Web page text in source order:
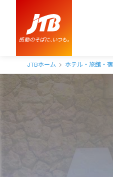
JTBホーム ホテル・旅館・宿